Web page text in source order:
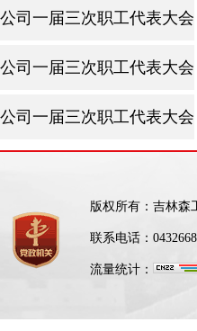
公司一届三次职工代表大会
公司一届三次职工代表大会
公司一届三次职工代表大会
版权所有：吉林森
联系电话：
流量统计：